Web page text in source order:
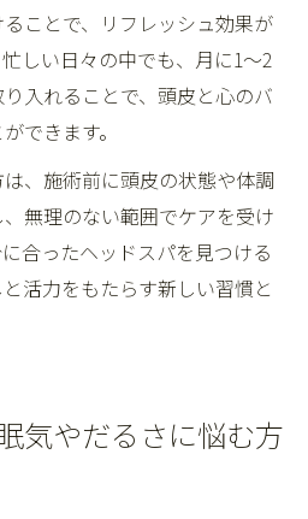
ことで、リフレッシュ効果が
しい日々の中でも、月に1〜2
入れることで、頭皮と心のバ
できます。
、施術前に頭皮の状態や体調
無理のない範囲でケアを受け
合ったヘッドスパを見つける
活力をもたらす新しい習慣と
気やだるさに悩む方